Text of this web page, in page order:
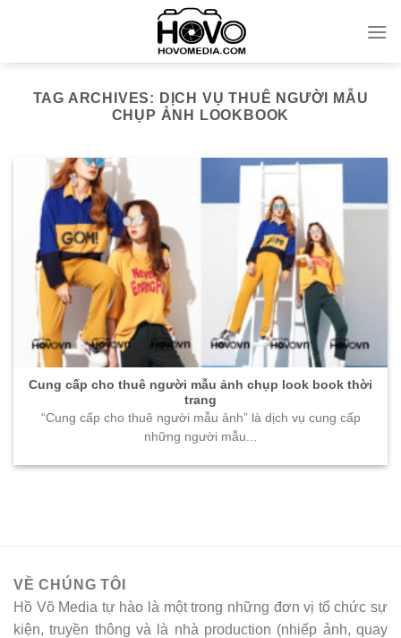
TAG ARCHIVES: DỊCH VỤ THUÊ NGƯỜI MẪU
CHỤP ẢNH LOOKBOOK
Cung cấp cho thuê người mẫu ảnh chụp look book thời
trang
“Cung cấp cho thuê người mẫu ảnh” là dịch vụ cung cấp
những người mẫu...
VỀ CHÚNG TÔI
Hồ Võ Media tự hào là một trong những đơn vị tổ chức sự
kiện, truyền thông và là nhà production (nhiếp ảnh, quay